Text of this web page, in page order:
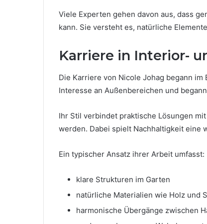
Viele Experten gehen davon aus, dass
kann. Sie versteht es, natürliche
Karriere in Interior-
Die Karriere von Nicole Johag begann
Interesse an Außenbereichen und
Ihr Stil verbindet praktische Lösungen
werden. Dabei spielt Nachhaltigkeit eine
Ein typischer Ansatz ihrer Arbeit umfasst:
klare Strukturen im Garten
natürliche Materialien wie Holz und
harmonische Übergänge zwischen